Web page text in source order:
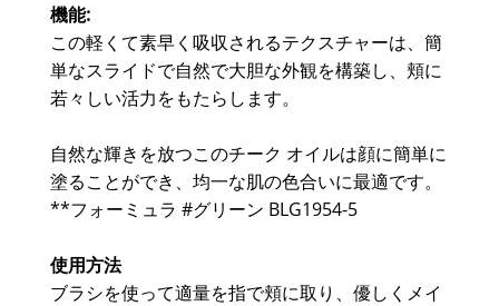
機能:
この軽くて素早く吸収されるテクスチャーは、簡
単なスライドで自然で大胆な外観を構築し、頬に
若々しい活力をもたらします。
自然な輝きを放つこのチーク オイルは顔に簡単に
塗ることができ、均一な肌の色合いに最適です。
**フォーミュラ #グリーン BLG1954-5
使用方法
ブラシを使って適量を指で頬に取り、優しくメイ